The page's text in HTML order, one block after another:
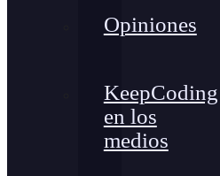
Opiniones
KeepCoding
en los
medios